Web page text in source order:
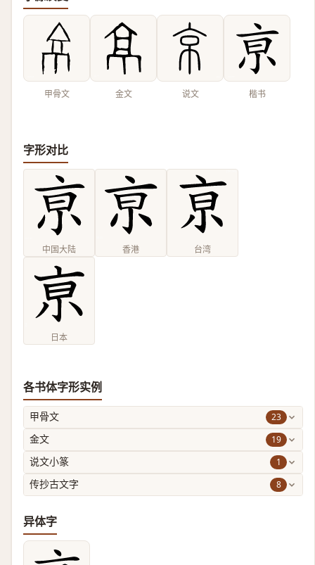
甲骨文 金文 说文 楷书
字形对比
中国大陆 香港 台湾
日本
各书体字形实例
甲骨文 23
金文 19
说文小篆 1
传抄古文字 8
异体字